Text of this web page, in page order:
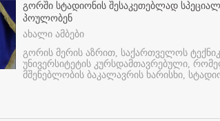
გორში სტადიონის შესაკეთებლად
პოულობენ
ახალი ამბები
გორის მერის აზრით, საქართველოს
უნივერსიტეტის კურსდამთავრებული,
მშენებლობის ბაკალავრის ხარისხი,